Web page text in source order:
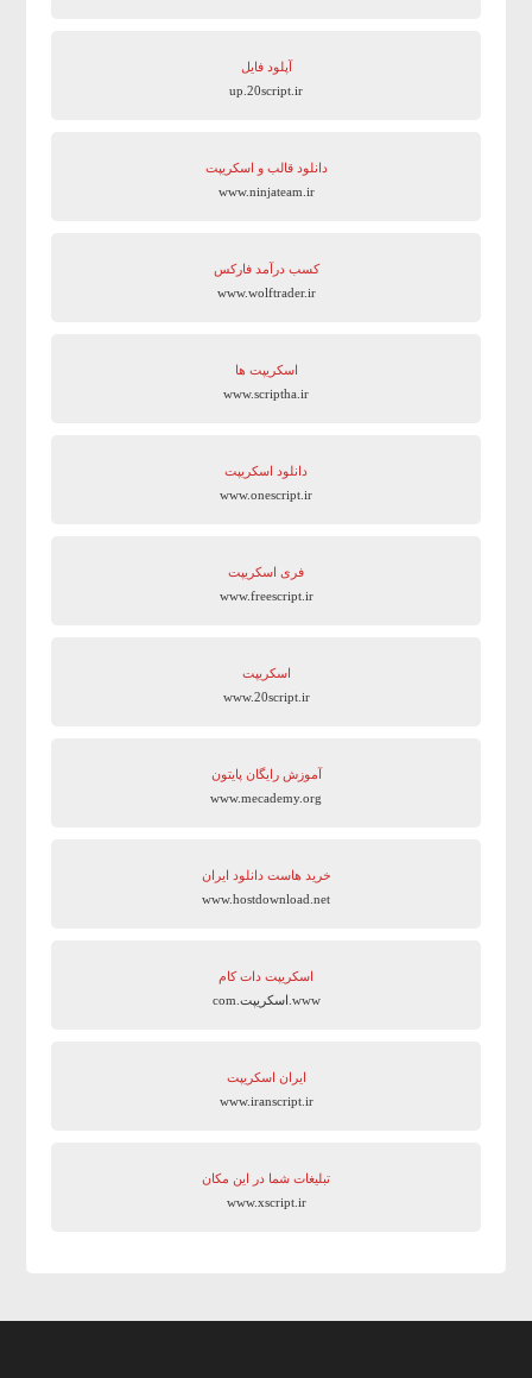
آپلود فایل
up.20script.ir
دانلود قالب و اسکریپت
www.ninjateam.ir
کسب درآمد فارکس
www.wolftrader.ir
اسکریپت ها
www.scriptha.ir
دانلود اسکریپت
www.onescript.ir
فری اسکریپت
www.freescript.ir
اسکریپت
www.20script.ir
آموزش رایگان پایتون
www.mecademy.org
خرید هاست دانلود ایران
www.hostdownload.net
اسکریپت دات کام
www.اسکریپت.com
ایران اسکریپت
www.iranscript.ir
تبلیغات شما در این مکان
www.xscript.ir